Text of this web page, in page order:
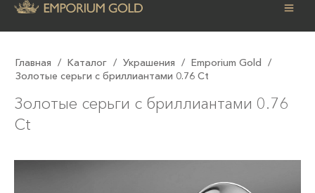
Главная / Каталог / Украшения / Emporium Gold /
Золотые серьги с бриллиантами 0.76 Ct
Золотые серьги с бриллиантами 0.76
Ct